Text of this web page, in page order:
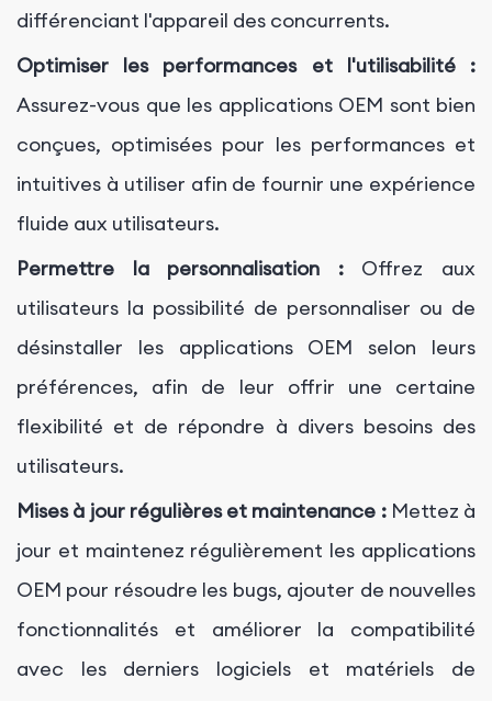
différenciant l'appareil des concurrents.
Optimiser les performances et l'utilisabilité :
Assurez-vous que les applications OEM sont bien
conçues, optimisées pour les performances et
intuitives à utiliser afin de fournir une expérience
fluide aux utilisateurs.
Permettre la personnalisation : Offrez aux
utilisateurs la possibilité de personnaliser ou de
désinstaller les applications OEM selon leurs
préférences, afin de leur offrir une certaine
flexibilité et de répondre à divers besoins des
utilisateurs.
Mises à jour régulières et maintenance : Mettez à
jour et maintenez régulièrement les applications
OEM pour résoudre les bugs, ajouter de nouvelles
fonctionnalités et améliorer la compatibilité
avec les derniers logiciels et matériels de